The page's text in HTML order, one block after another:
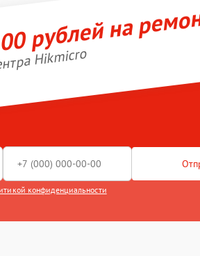
рублей на
Hikmicro
конфиденциальности